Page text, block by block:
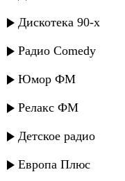
Дискотека 90-х
Радио Comedy
Юмор ФМ
Релакс ФМ
Детское радио
Европа Плюс
Марианна и
меня
Джамиля
Заур Темиров -
жалеешь